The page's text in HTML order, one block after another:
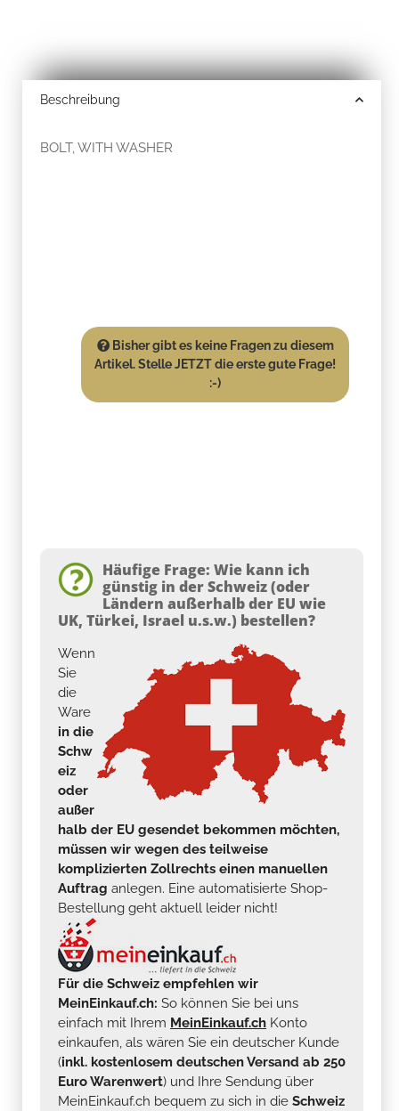
Beschreibung
BOLT, WITH WASHER
Bisher gibt es keine Fragen zu diesem
Artikel. Stelle JETZT die erste gute Frage!
:-)
Häufige Frage: Wie kann ich
günstig in der Schweiz (oder
Ländern außerhalb der EU wie
UK, Türkei, Israel u.s.w.) bestellen?
Wenn
Sie
die
Ware
in die
Schw
eiz
oder
außer
halb der EU gesendet bekommen möchten,
müssen wir wegen des teilweise
komplizierten Zollrechts einen manuellen
Auftrag anlegen. Eine automatisierte Shop-
Bestellung geht aktuell leider nicht!
Für die Schweiz empfehlen wir
MeinEinkauf.ch: So können Sie bei uns
einfach mit Ihrem MeinEinkauf.ch Konto
einkaufen, als wären Sie ein deutscher Kunde
(inkl. kostenlosem deutschen Versand ab 250
Euro Warenwert) und Ihre Sendung über
MeinEinkauf.ch bequem zu sich in die Schweiz